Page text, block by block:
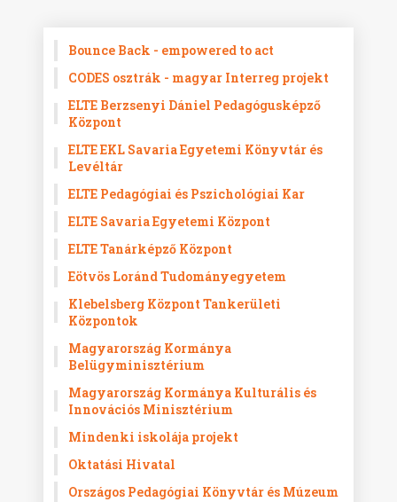
Bounce Back - empowered to act
CODES osztrák - magyar Interreg projekt
ELTE Berzsenyi Dániel Pedagógusképző
Központ
ELTE EKL Savaria Egyetemi Könyvtár és
Levéltár
ELTE Pedagógiai és Pszichológiai Kar
ELTE Savaria Egyetemi Központ
ELTE Tanárképző Központ
Eötvös Loránd Tudományegyetem
Klebelsberg Központ Tankerületi
Központok
Magyarország Kormánya
Belügyminisztérium
Magyarország Kormánya Kulturális és
Innovációs Minisztérium
Mindenki iskolája projekt
Oktatási Hivatal
Országos Pedagógiai Könyvtár és Múzeum